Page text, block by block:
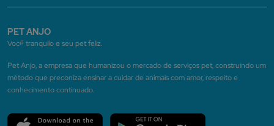
PET ANJO
Você tranquilo e seu pet feliz.
Pet Anjo, a empresa que humanizou o mercado de serviços pet, construindo um
método que preconiza ensinar a cuidar de animais com amor, respeito e
conhecimento continuado.